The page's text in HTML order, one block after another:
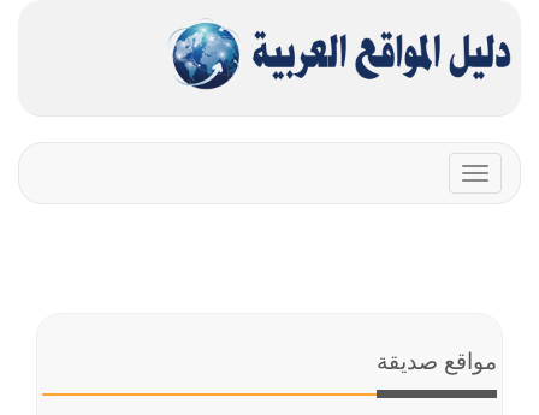
Toggle
navigation
مواقع صديقة